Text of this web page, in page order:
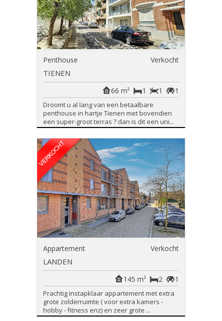
Penthouse Verkocht
TIENEN
1
1
1
66 m²
Droomt u al lang van een betaalbare
penthouse in hartje Tienen met bovendien
een super-groot terras ? dan is dit een uni...
Appartement Verkocht
LANDEN
1
2
145 m²
Prachtig instapklaar appartement met extra
grote zolderruimte ( voor extra kamers -
hobby - fitness enz) en zeer grote ...